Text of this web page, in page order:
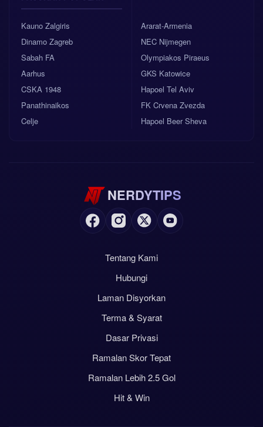
Kauno Zalgiris
Dinamo Zagreb
Sabah FA
Aarhus
CSKA 1948
Panathinaikos
Celje
Ararat-Armenia
NEC Nijmegen
Olympiakos Piraeus
GKS Katowice
Hapoel Tel Aviv
FK Crvena Zvezda
Hapoel Beer Sheva
NERDYTIPS
Tentang Kami
Hubungi
Laman Disyorkan
Terma & Syarat
Dasar Privasi
Ramalan Skor Tepat
Ramalan Lebih 2.5 Gol
Hit & Win